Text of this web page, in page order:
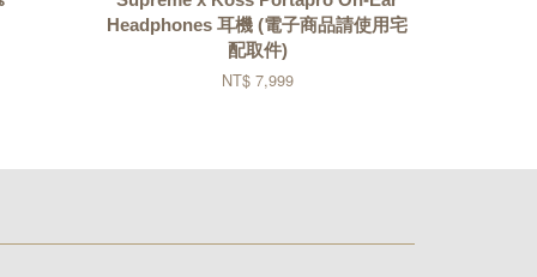
Headphones 耳機 (電子商品請使用宅
配取件)
NT$ 7,999